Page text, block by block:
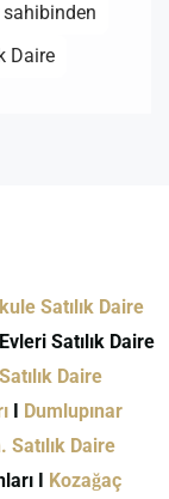
sahibinden
Daire
Satılık Daire
Satılık Daire
Daire
I Dumlupınar
Satılık Daire
I Kozağaç